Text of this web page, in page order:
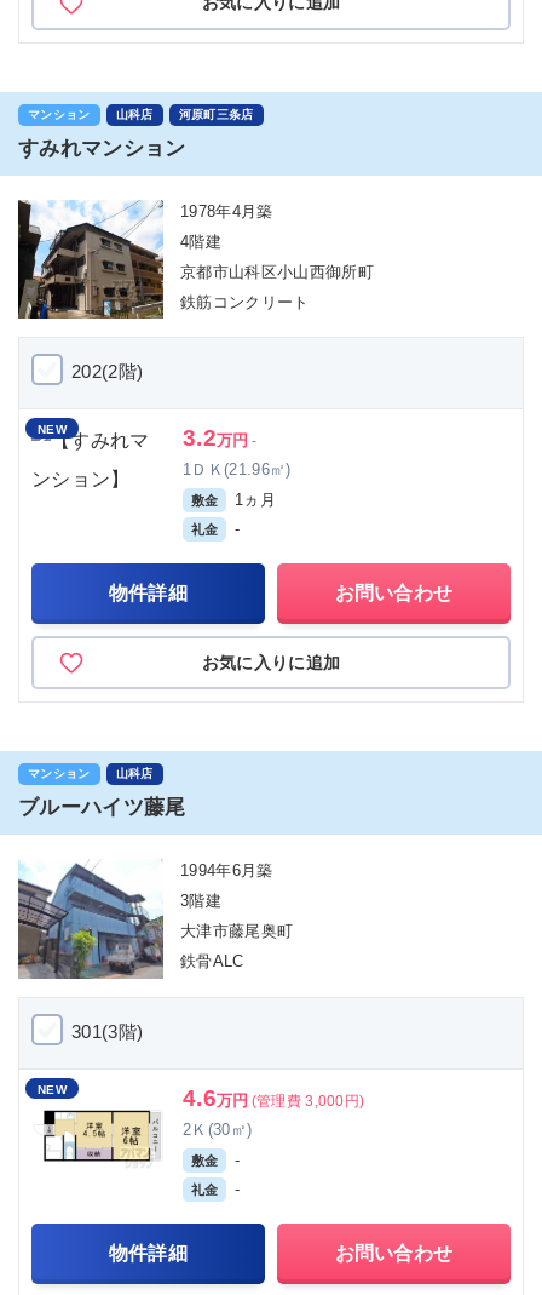
マンション 山科店 河原町三条店
すみれマンション
1978年4月築
4階建
京都市山科区小山西御所町
鉄筋コンクリート
202(2階)
NEW 3.2万円 -
1ＤＫ(21.96㎡)
敷金 1ヵ月
礼金 -
物件詳細 お問い合わせ
お気に入りに追加
マンション 山科店
ブルーハイツ藤尾
1994年6月築
3階建
大津市藤尾奥町
鉄骨ALC
301(3階)
NEW 4.6万円 (管理費 3,000円)
2Ｋ(30㎡)
敷金 -
礼金 -
物件詳細 お問い合わせ